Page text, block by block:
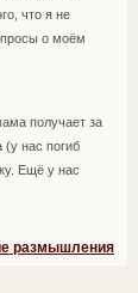
что я не
о моём
получает за
(у нас погиб
Ещё у нас
размышления